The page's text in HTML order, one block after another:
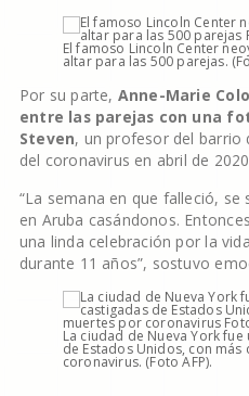
El famoso Lincoln Center
altar para las 500 parejas.
Por su parte, Anne-Marie
entre las parejas con una
Steven, un profesor del barrio
del coronavirus en abril de
“La semana en que falleció,
en Aruba casándonos.
una linda celebración por la
durante 11 años”, sostuvo
La ciudad de Nueva York
de Estados Unidos, con
coronavirus. (Foto AFP).